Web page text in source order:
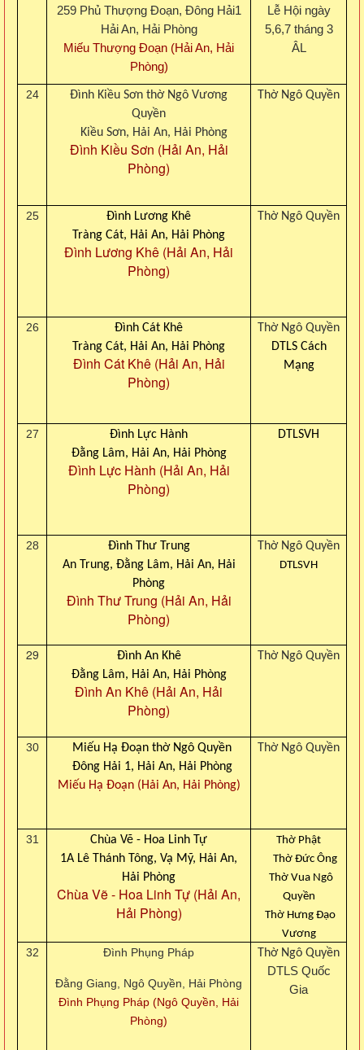
259 Phủ Thượng Đoạn, Đông Hải1
Hải An, Hải Phòng
Miếu Thượng Đoạn (Hải An, Hải
Phòng)
Lễ Hội ngày
5,6,7 tháng 3
ÂL
24
Đình Kiều Sơn thờ Ngô Vương
Quyền
Kiều Sơn, Hải An, Hải Phòng
Đình Kiều Sơn (Hải An, Hải
Phòng)
Thờ Ngô Quyền
25
Đình Lương Khê
Tràng Cát, Hải An, Hải Phòng
Đình Lương Khê (Hải An, Hải
Phòng)
Thờ Ngô Quyền
26
Đình Cát Khê
Tràng Cát, Hải An, Hải Phòng
Đình Cát Khê (Hải An, Hải
Phòng)
Thờ Ngô Quyền
DTLS Cách
Mạng
27
Đình Lực Hành
Đằng Lâm, Hải An, Hải Phòng
Đình Lực Hành (Hải An, Hải
Phòng)
DTLSVH
28
Đình Thư Trung
An Trung, Đằng Lâm, Hải An, Hải
Phòng
Đình Thư Trung (Hải An, Hải
Phòng)
Thờ Ngô Quyền
DTLSVH
29
Đình An Khê
Đằng Lâm, Hải An, Hải Phòng
Đình An Khê (Hải An, Hải
Phòng)
Thờ Ngô Quyền
30
Miếu Hạ Đoạn thờ Ngô Quyền
Đông Hải 1, Hải An, Hải Phòng
Miếu Hạ Đoạn (Hải An, Hải Phòng)
Thờ Ngô Quyền
31
Chùa Vẽ - Hoa Linh Tự
1A Lê Thánh Tông, Vạ Mỹ, Hải An,
Hải Phòng
Chùa Vẽ - Hoa Linh Tự (Hải An,
Hải Phòng)
Thờ Phật
Thờ Đức Ông
Thờ Vua Ngô
Quyền
Thờ Hưng Đạo
Vương
32 Đình Phụng Pháp
Đằng Giang, Ngô Quyền, Hải Phòng
Đình Phụng Pháp (Ngô Quyền, Hải
Phòng)
Thờ Ngô Quyền
DTLS Quốc
Gia